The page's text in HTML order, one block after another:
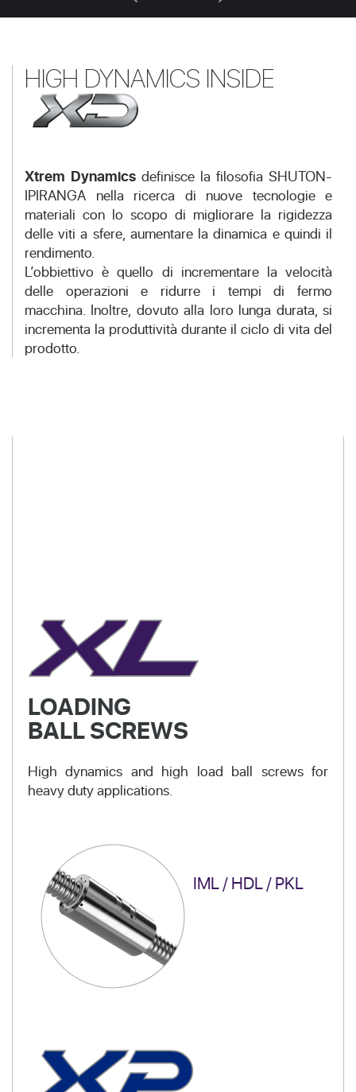
HIGH DYNAMICS INSIDE
Xtrem Dynamics definisce la filosofia SHUTON-
IPIRANGA nella ricerca di nuove tecnologie e
materiali con lo scopo di migliorare la rigidezza
delle viti a sfere, aumentare la dinamica e quindi il
rendimento.
L’obbiettivo è quello di incrementare la velocità
delle operazioni e ridurre i tempi di fermo
macchina. Inoltre, dovuto alla loro lunga durata, si
incrementa la produttività durante il ciclo di vita del
prodotto.
LOADING
BALL SCREWS
High dynamics and high load ball screws for
heavy duty applications.
IML / HDL / PKL